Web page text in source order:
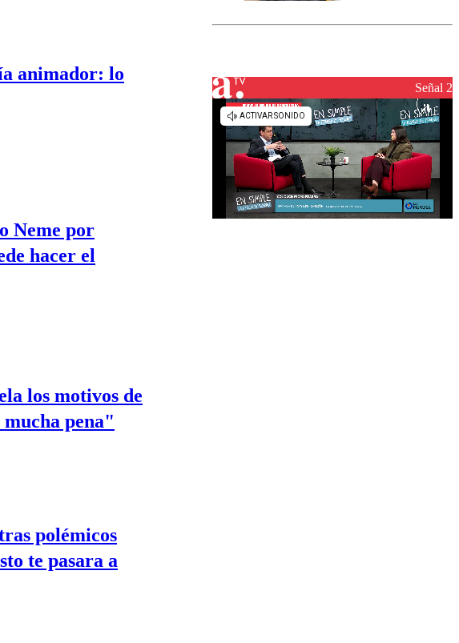
animador: lo
Neme por
hacer el
los motivos de
pena"
polémicos
te pasara a
el fin de la
reconstrucciónSeñal 2